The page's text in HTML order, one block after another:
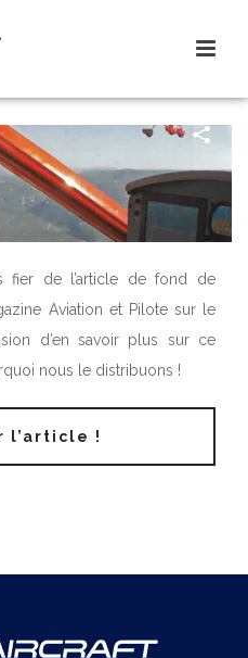
fier de l’article de fond de
Aviation et Pilote sur le
d’en savoir plus sur ce
nous le distribuons !
l’article !